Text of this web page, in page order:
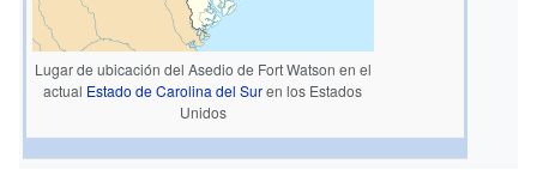
Lugar de ubicación del Asedio de Fort Watson en el
actual Estado de Carolina del Suren los Estados
Unidos